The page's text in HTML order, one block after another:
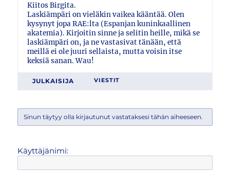
Kiitos Birgita.
Laskiämpäri on vieläkin vaikea kääntää. Olen
kysynyt jopa RAE:lta (Espanjan kuninkaallinen
akatemia). Kirjoitin sinne ja selitin heille, mikä se
laskiämpäri on, ja ne vastasivat tänään, että
meillä ei ole juuri sellaista, mutta voisin itse
keksiä sanan. Wau!
JULKAISIJA VIESTIT
Sinun täytyy olla kirjautunut vastataksesi tähän aiheeseen.
Käyttäjänimi: